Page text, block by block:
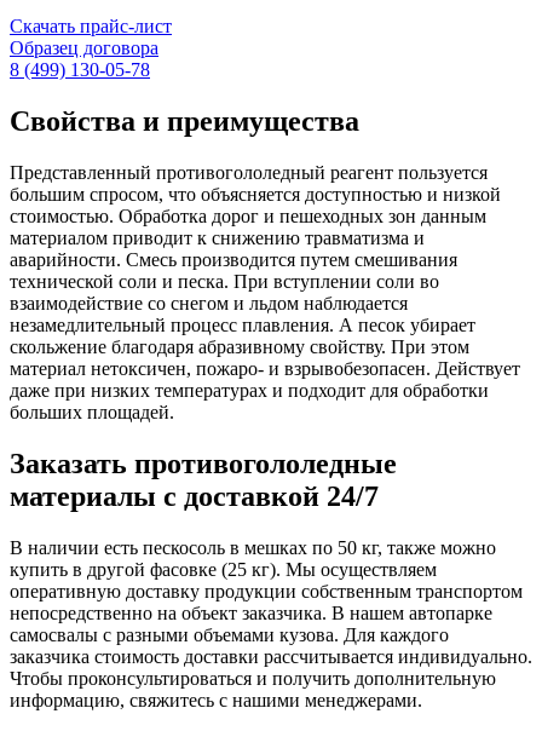
Скачать прайс-лист
Образец договора
8 (499) 130-05-78
Свойства и преимущества
Представленный противогололедный реагент пользуется
большим спросом, что объясняется доступностью и низкой
стоимостью. Обработка дорог и пешеходных зон данным
материалом приводит к снижению травматизма и
аварийности. Смесь производится путем смешивания
технической соли и песка. При вступлении соли во
взаимодействие со снегом и льдом наблюдается
незамедлительный процесс плавления. А песок убирает
скольжение благодаря абразивному свойству. При этом
материал нетоксичен, пожаро- и взрывобезопасен. Действует
даже при низких температурах и подходит для обработки
больших площадей.
Заказать противогололедные
материалы с доставкой 24/7
В наличии есть пескосоль в мешках по 50 кг, также можно
купить в другой фасовке (25 кг). Мы осуществляем
оперативную доставку продукции собственным транспортом
непосредственно на объект заказчика. В нашем автопарке
самосвалы с разными объемами кузова. Для каждого
заказчика стоимость доставки рассчитывается индивидуально.
Чтобы проконсультироваться и получить дополнительную
информацию, свяжитесь с нашими менеджерами.